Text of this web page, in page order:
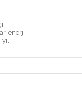
enerji